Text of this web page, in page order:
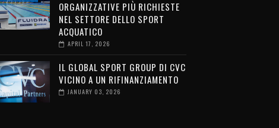
ORGANIZZATIVE PIÙ RICHIESTE
NEL SETTORE DELLO SPORT
ACQUATICO
APRIL 17, 2026
IL GLOBAL SPORT GROUP DI CVC
VICINO A UN RIFINANZIAMENTO
JANUARY 03, 2026